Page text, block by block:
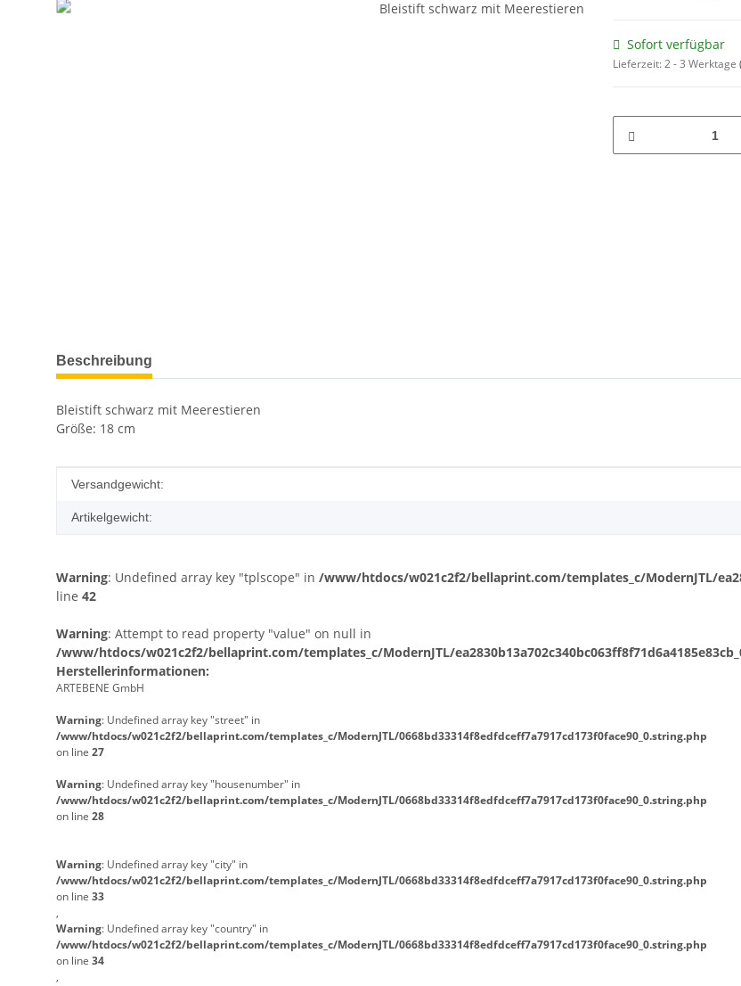
Sofort verfügbar
Lieferzeit:2 - 3 Werktage
weitere Registerkarten anzeigen
Beschreibung
Bleistift schwarz mit Meerestieren
Größe: 18 cm
Produkteigenschaft
Wert
Versandgewicht:
Artikelgewicht:
Warning: Undefined array key "tplscope" in /www/htdocs/w021c2f2/bellaprint.com/templates_c/ModernJTL/
line 42
Warning: Attempt to read property "value" on null in
/www/htdocs/w021c2f2/bellaprint.com/templates_c/ModernJTL/
Herstellerinformationen:
ARTEBENE GmbH
Warning: Undefined array key "street" in
/www/htdocs/w021c2f2/bellaprint.com/templates_c/ModernJTL/0668bd33314f8edfdceff7a7917cd173f0face90_0.string.php
on line 27
Warning: Undefined array key "housenumber" in
/www/htdocs/w021c2f2/bellaprint.com/templates_c/ModernJTL/0668bd33314f8edfdceff7a7917cd173f0face90_0.string.php
on line 28
Warning: Undefined array key "city" in
/www/htdocs/w021c2f2/bellaprint.com/templates_c/ModernJTL/0668bd33314f8edfdceff7a7917cd173f0face90_0.string.php
on line 33
,
Warning: Undefined array key "country" in
/www/htdocs/w021c2f2/bellaprint.com/templates_c/ModernJTL/0668bd33314f8edfdceff7a7917cd173f0face90_0.string.php
on line 34
,